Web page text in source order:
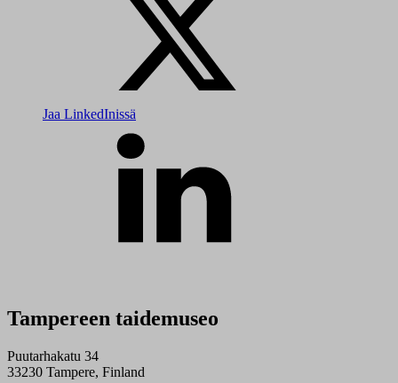
Jaa LinkedInissä
Tampereen taidemuseo
Puutarhakatu 34
33230 Tampere, Finland